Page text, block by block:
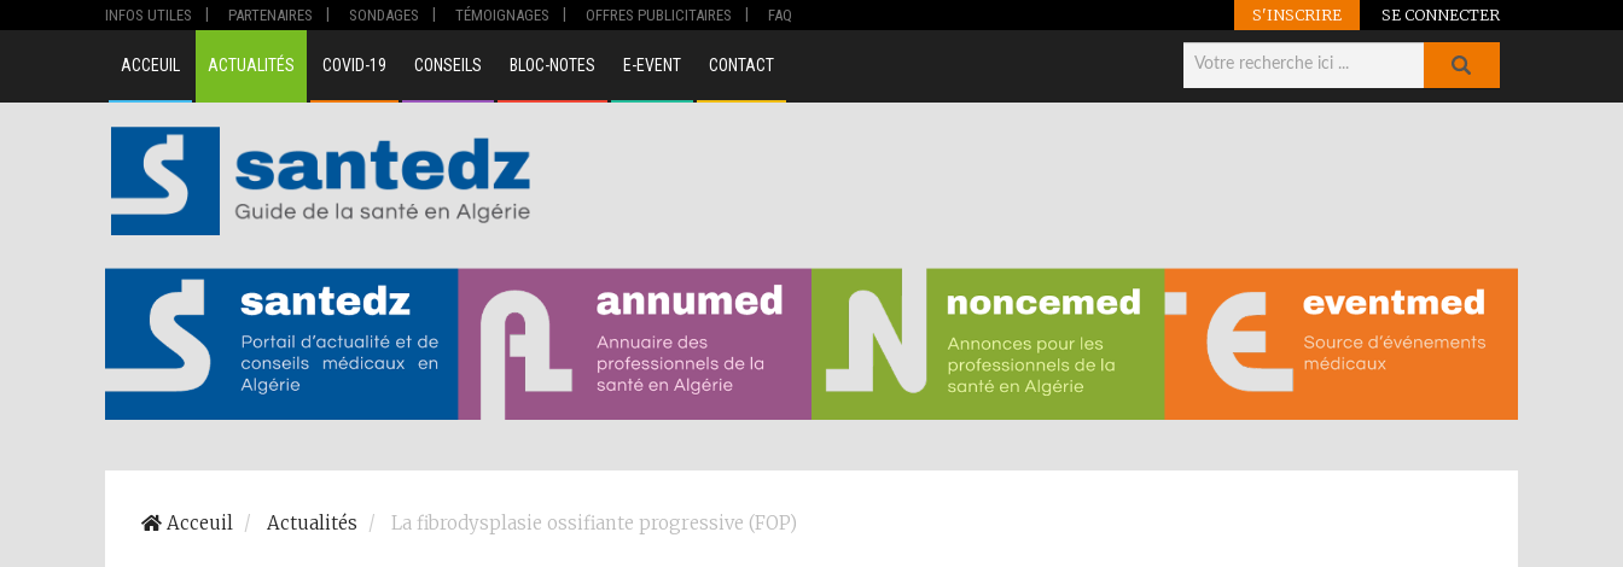
INFOS UTILES PARTENAIRES SONDAGES TÉMOIGNAGES OFFRES PUBLICITAIRES FAQ S'INSCRIRE SE CONNECTER
ACCEUIL ACTUALITÉS COVID-19 CONSEILS BLOC-NOTES E-EVENT CONTACT
Acceuil Actualités La fibrodysplasie ossifiante progressive (FOP)